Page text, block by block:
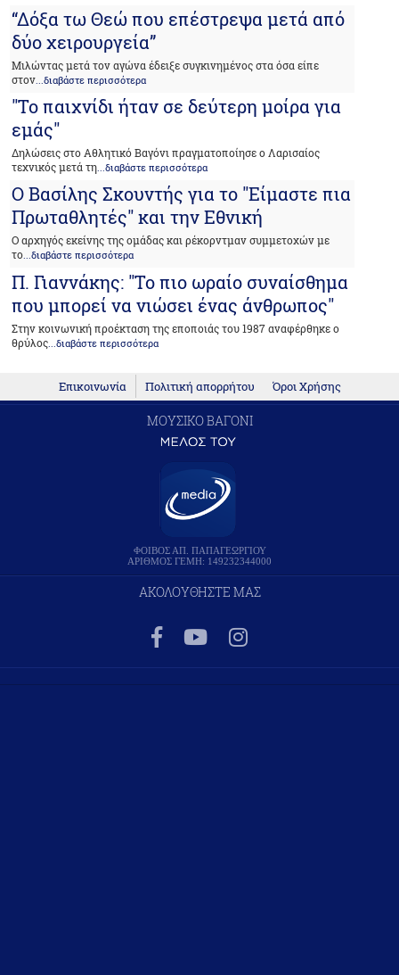
“Δόξα τω Θεώ που επέστρεψα μετά από
δύο χειρουργεία”
Μιλώντας μετά τον αγώνα έδειξε συγκινημένος στα όσα είπε
στον...διαβάστε περισσότερα
"Το παιχνίδι ήταν σε δεύτερη μοίρα για
εμάς"
Δηλώσεις στο Αθλητικό Βαγόνι πραγματοποίησε ο Λαρισαίος
τεχνικός μετά τη...διαβάστε περισσότερα
Ο Βασίλης Σκουντής για το "Είμαστε πια
Πρωταθλητές" και την Εθνική
Ο αρχηγός εκείνης της ομάδας και ρέκορντμαν συμμετοχών με
το...διαβάστε περισσότερα
Π. Γιαννάκης: "Το πιο ωραίο συναίσθημα
που μπορεί να νιώσει ένας άνθρωπος"
Στην κοινωνική προέκταση της εποποιάς του 1987 αναφέρθηκε ο
θρύλος ...διαβάστε περισσότερα
Επικοινωνία Πολιτική απορρήτου Όροι Χρήσης
ΜΟΥΣΙΚΟ ΒΑΓΟΝΙ
ΦΟΙΒΟΣ ΑΠ. ΠΑΠΑΓΕΩΡΓΙΟΥ
ΑΡΙΘΜΟΣ ΓΕΜΗ: 149232344000
ΑΚΟΛΟΥΘΗΣΤΕ ΜΑΣ